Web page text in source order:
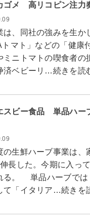
ゴメ 高リコピン注
、同社の強みを生か
マト」などの「健康
ミニトマトの喫食者
済ベビーリ…続きを読
スビー食品 単品ハ
生鮮ハーブ事業は、
長した。今期に入っ
る。 単品ハーブでは
て「イタリア…続きを